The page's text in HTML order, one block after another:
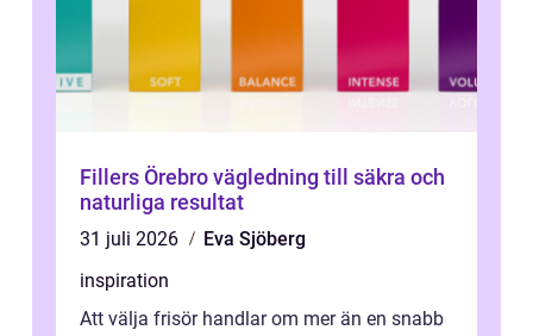
Fillers Örebro vägledning till säkra och
naturliga resultat
31 juli 2026
Eva Sjöberg
inspiration
Att välja frisör handlar om mer än en snabb